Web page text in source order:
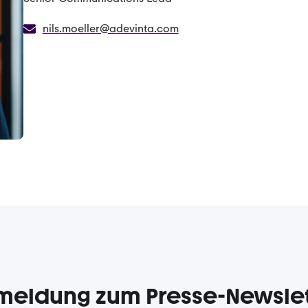
nils.moeller@adevinta.com
zum Presse-